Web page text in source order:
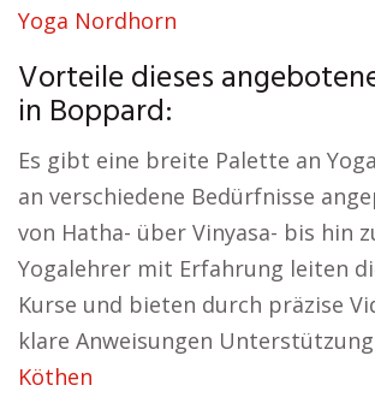
Yoga Nordhorn
Vorteile dieses
in Boppard:
Es gibt eine breite Palette an
an verschiedene Bedürfnisse
von Hatha- über Vinyasa- bis hin
Yogalehrer mit Erfahrung leiten
Kurse und bieten durch präzise
klare Anweisungen Unterstützung
Köthen